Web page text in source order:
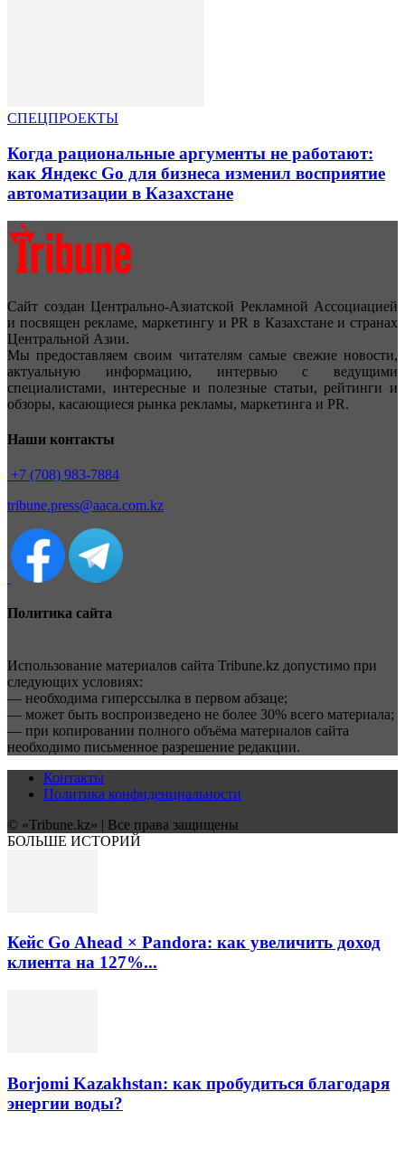
СПЕЦПРОЕКТЫ
Когда рациональные аргументы не работают:
как Яндекс Go для бизнеса изменил восприятие
автоматизации в Казахстане
Сайт создан Центрально-Азиатской Рекламной Ассоциацией
и посвящен рекламе, маркетингу и PR в Казахстане и странах
Центральной Азии.
Мы предоставляем своим читателям самые свежие новости,
актуальную информацию, интервью с ведущими
специалистами, интересные и полезные статьи, рейтинги и
обзоры, касающиеся рынка рекламы, маркетинга и PR.
Наши контакты
+7 (708) 983-7884
tribune.press@aaca.com.kz
Политика сайта
Использование материалов сайта Tribune.kz допустимо при
следующих условиях:
— необходима гиперссылка в первом абзаце;
— может быть воспроизведено не более 30% всего материала;
— при копировании полного объёма материалов сайта
необходимо письменное разрешение редакции.
Контакты
Политика конфиденциальности
© «Tribune.kz» | Все права защищены
БОЛЬШЕ ИСТОРИЙ
Кейс Go Ahead × Pandora: как увеличить доход
клиента на 127%...
Borjomi Kazakhstan: как пробудиться благодаря
энергии воды?